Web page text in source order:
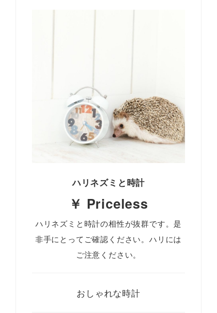
ハリネズミと時計
￥ Priceless
ハリネズミと時計の相性が抜群です。是
非手にとってご確認ください。ハリには
ご注意ください。
おしゃれな時計